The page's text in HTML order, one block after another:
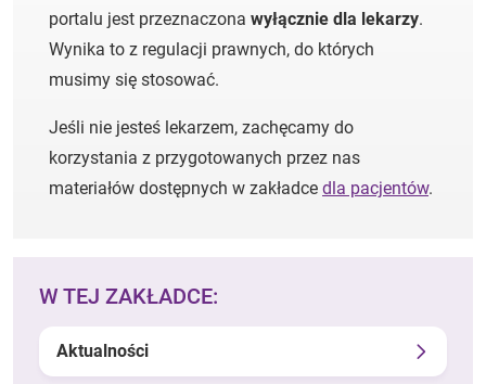
portalu jest przeznaczona wyłącznie dla lekarzy.
Wynika to z regulacji prawnych, do których
musimy się stosować.
Jeśli nie jesteś lekarzem, zachęcamy do
korzystania z przygotowanych przez nas
materiałów dostępnych w zakładce dla pacjentów.
W TEJ ZAKŁADCE:
Aktualności